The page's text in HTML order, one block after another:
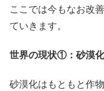
ここでは今もなお改
ていきます。
世界の現状①：砂漠化
砂漠化はもともと作